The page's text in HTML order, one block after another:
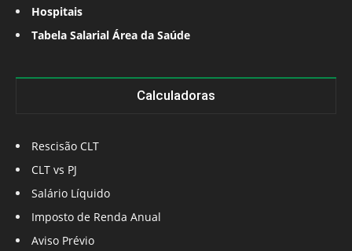
Hospitais
Tabela Salarial Área da Saúde
Calculadoras
Rescisão CLT
CLT vs PJ
Salário Líquido
Imposto de Renda Anual
Aviso Prévio